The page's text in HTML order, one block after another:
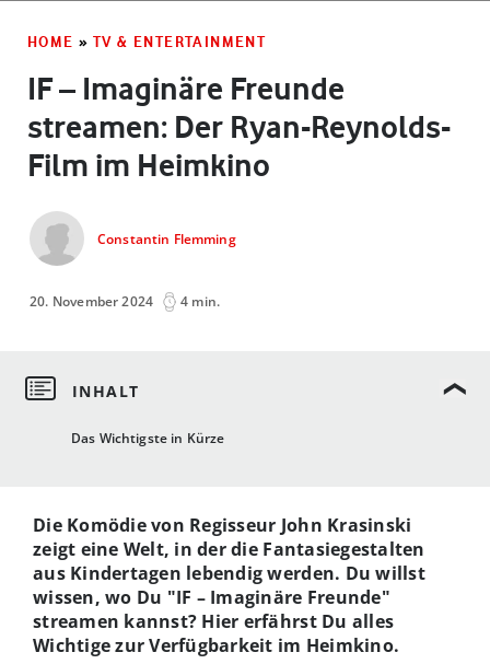
HOME » TV & ENTERTAINMENT
IF – Imaginäre Freunde
streamen: Der Ryan-Reynolds-
Film im Heimkino
Constantin Flemming
20. November 2024 4 min.
Das Wichtigste in Kürze
Die Komödie von Regisseur John Krasinski
zeigt eine Welt, in der die Fantasiegestalten
aus Kindertagen lebendig werden. Du willst
wissen, wo Du "IF – Imaginäre Freunde"
streamen kannst? Hier erfährst Du alles
Wichtige zur Verfügbarkeit im Heimkino.